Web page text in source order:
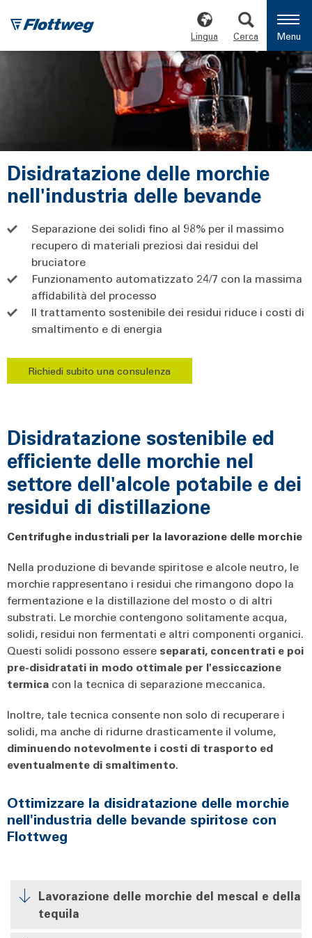
Lingua Cerca Menu
Disidratazione delle morchie
nell'industria delle bevande
Separazione dei solidi fino al 98% per il massimo
recupero di materiali preziosi dai residui del
bruciatore
Funzionamento automatizzato 24/7 con la massima
affidabilità del processo
Il trattamento sostenibile dei residui riduce i costi di
smaltimento e di energia
Richiedi subito una consulenza
Disidratazione sostenibile ed
efficiente delle morchie nel
settore dell'alcole potabile e dei
residui di distillazione
Centrifughe industriali per la lavorazione delle morchie
Nella produzione di bevande spiritose e alcole neutro, le
morchie rappresentano i residui che rimangono dopo la
fermentazione e la distillazione del mosto o di altri
substrati. Le morchie contengono solitamente acqua,
solidi, residui non fermentati e altri componenti organici.
Questi solidi possono essere separati, concentrati e poi
pre-disidratati in modo ottimale per l'essiccazione
termica con la tecnica di separazione meccanica.
Inoltre, tale tecnica consente non solo di recuperare i
solidi, ma anche di ridurne drasticamente il volume,
diminuendo notevolmente i costi di trasporto ed
eventualmente di smaltimento.
Ottimizzare la disidratazione delle morchie
nell'industria delle bevande spiritose con
Flottweg
Lavorazione delle morchie del mescal e della
tequila